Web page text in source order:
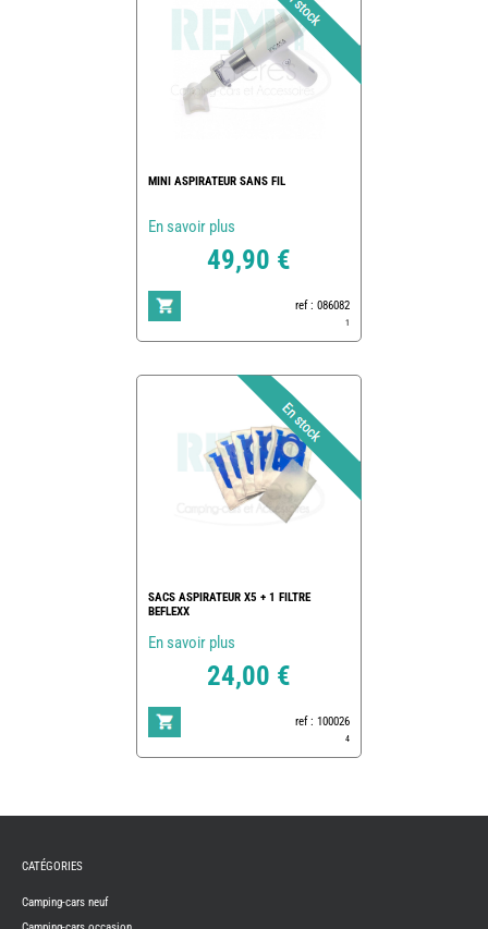
MINI ASPIRATEUR SANS FIL
En savoir plus
49,90 €
ref : 086082
1
SACS ASPIRATEUR X5 + 1 FILTRE
BEFLEXX
En savoir plus
24,00 €
ref : 100026
4
CAMPING-
NEUFS
CATÉGORIES
Camping-cars neuf